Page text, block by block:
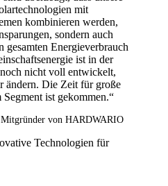
mit
kombinieren werden,
sondern auch
Energieverbrauch
ist in der
nicht voll entwickelt,
ändern. Die Zeit für große
ist gekommen.“
von HARDWARIO
Technologien für